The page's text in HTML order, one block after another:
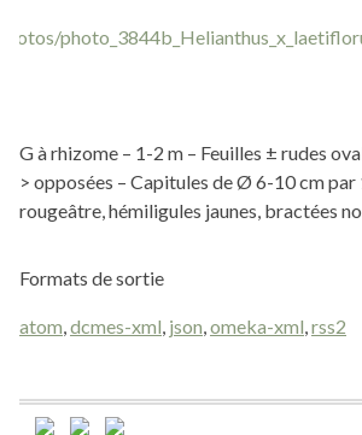
G à rhizome – 1-2 m – Feuilles ± rudes
> opposées – Capitules de Ø 6-10 cm
rougeâtre, hémiligules jaunes, bractées
Formats de sortie
atom,dcmes-xml, json,omeka-xml,rss2